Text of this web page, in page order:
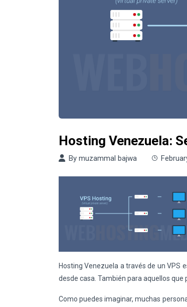
Hosting Venezuela:
By muzammal bajwa
Hosting Venezuela a través de un VPS
desde casa. También para aquellos que
Como puedes imaginar, muchas